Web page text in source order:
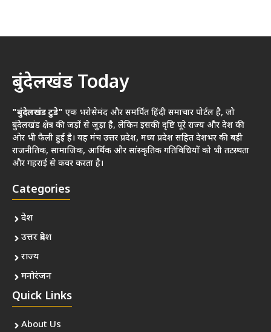
बुंदेलखंड Today
"बुंदेलखंड टुडे" एक भरोसेमंद और समर्पित हिंदी समाचार पोर्टल है, जो
बुंदेलखंड क्षेत्र की जड़ों से जुड़ा है, लेकिन इसकी दृष्टि पूरे राज्य और देश की
ओर भी फैली हुई है। यह मंच उत्तर प्रदेश, मध्य प्रदेश सहित देशभर की बड़ी
राजनीतिक, सामाजिक, आर्थिक और सांस्कृतिक गतिविधियों को भी तटस्थता
और गहराई से कवर करता है।
Categories
देश
उत्तर प्रदेश
राज्य
मनोरंजन
Quick Links
About Us